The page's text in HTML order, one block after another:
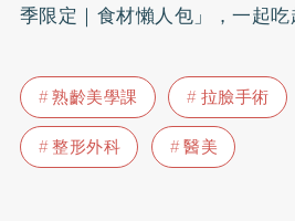
季限定｜食材懶人包」，一起吃
熟齡美學課 拉臉手術
整形外科
醫美